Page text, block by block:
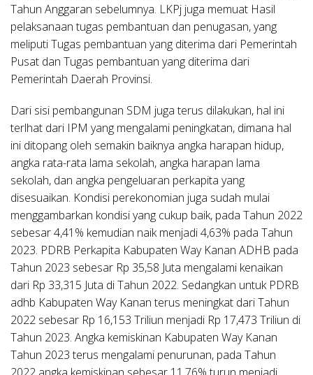
Tahun Anggaran sebelumnya. LKPj juga memuat Hasil
pelaksanaan tugas pembantuan dan penugasan, yang
meliputi Tugas pembantuan yang diterima dari Pemerintah
Pusat dan Tugas pembantuan yang diterima dari
Pemerintah Daerah Provinsi.
Dari sisi pembangunan SDM juga terus dilakukan, hal ini
terlhat dari IPM yang mengalami peningkatan, dimana hal
ini ditopang oleh semakin baiknya angka harapan hidup,
angka rata-rata lama sekolah, angka harapan lama
sekolah, dan angka pengeluaran perkapita yang
disesuaikan. Kondisi perekonomian juga sudah mulai
menggambarkan kondisi yang cukup baik, pada Tahun 2022
sebesar 4,41% kemudian naik menjadi 4,63% pada Tahun
2023. PDRB Perkapita Kabupaten Way Kanan ADHB pada
Tahun 2023 sebesar Rp 35,58 Juta mengalami kenaikan
dari Rp 33,315 Juta di Tahun 2022. Sedangkan untuk PDRB
adhb Kabupaten Way Kanan terus meningkat dari Tahun
2022 sebesar Rp 16,153 Triliun menjadi Rp 17,473 Triliun di
Tahun 2023. Angka kemiskinan Kabupaten Way Kanan
Tahun 2023 terus mengalami penurunan, pada Tahun